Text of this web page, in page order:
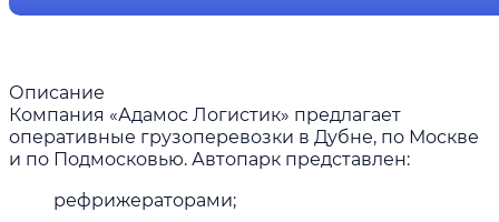
Описание
Компания «Адамос Логистик» предлагает
оперативные грузоперевозки в Дубне, по Москве
и по Подмосковью. Автопарк представлен:
рефрижераторами;